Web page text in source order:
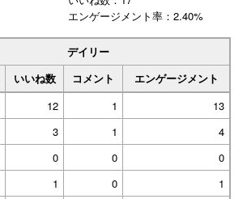
エンゲージメント率：2.40%
デイリー
いいね数 コメント
エンゲージメント
12 1
13
3 1
4
0 0
0
1 0
1